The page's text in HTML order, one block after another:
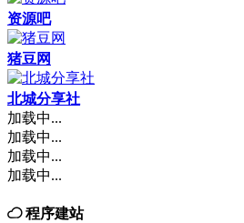
资源吧
猪豆网
北城分享社
加载中...
加载中...
加载中...
加载中...
程序建站